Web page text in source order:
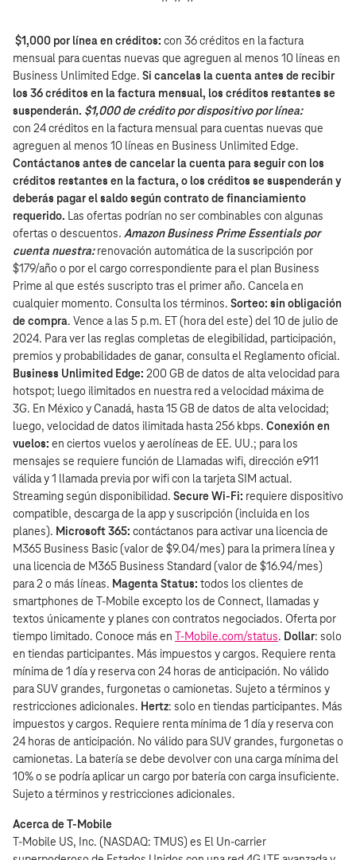
$1,000 por línea en créditos: con 36 créditos en la factura
mensual para cuentas nuevas que agreguen al menos 10 líneas en
Business Unlimited Edge. Si cancelas la cuenta antes de recibir
los 36 créditos en la factura mensual, los créditos restantes se
suspenderán. $1,000 de crédito por dispositivo por línea:
con 24 créditos en la factura mensual para cuentas nuevas que
agreguen al menos 10 líneas en Business Unlimited Edge.
Contáctanos antes de cancelar la cuenta para seguir con los
créditos restantes en la factura, o los créditos se suspenderán y
deberás pagar el saldo según contrato de financiamiento
requerido. Las ofertas podrían no ser combinables con algunas
ofertas o descuentos. Amazon Business Prime Essentials por
cuenta nuestra: renovación automática de la suscripción por
$179/año o por el cargo correspondiente para el plan Business
Prime al que estés suscripto tras el primer año. Cancela en
cualquier momento. Consulta los términos. Sorteo: sin obligación
de compra. Vence a las 5 p.m. ET (hora del este) del 10 de julio de
2024. Para ver las reglas completas de elegibilidad, participación,
premios y probabilidades de ganar, consulta el Reglamento oficial.
Business Unlimited Edge: 200 GB de datos de alta velocidad para
hotspot; luego ilimitados en nuestra red a velocidad máxima de
3G. En México y Canadá, hasta 15 GB de datos de alta velocidad;
luego, velocidad de datos ilimitada hasta 256 kbps. Conexión en
vuelos: en ciertos vuelos y aerolíneas de EE. UU.; para los
mensajes se requiere función de Llamadas wifi, dirección e911
válida y 1 llamada previa por wifi con la tarjeta SIM actual.
Streaming según disponibilidad. Secure Wi-Fi: requiere dispositivo
compatible, descarga de la app y suscripción (incluida en los
planes). Microsoft 365: contáctanos para activar una licencia de
M365 Business Basic (valor de $9.04/mes) para la primera línea y
una licencia de M365 Business Standard (valor de $16.94/mes)
para 2 o más líneas. Magenta Status: todos los clientes de
smartphones de T‑Mobile excepto los de Connect, llamadas y
textos únicamente y planes con contratos negociados. Oferta por
tiempo limitado. Conoce más en
T‑Mobile.com/status. Dollar: solo
en tiendas participantes. Más impuestos y cargos. Requiere renta
mínima de 1 día y reserva con 24 horas de anticipación. No válido
para SUV grandes, furgonetas o camionetas. Sujeto a términos y
restricciones adicionales. Hertz: solo en tiendas participantes. Más
impuestos y cargos. Requiere renta mínima de 1 día y reserva con
24 horas de anticipación. No válido para SUV grandes, furgonetas o
camionetas. La batería se debe devolver con una carga mínima del
10% o se podría aplicar un cargo por batería con carga insuficiente.
Sujeto a términos y restricciones adicionales.
Acerca de T‑Mobile
T‑Mobile US, Inc. (NASDAQ: TMUS) es El Un-carrier